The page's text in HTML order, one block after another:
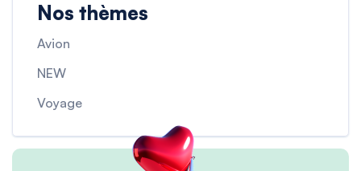
Nos thèmes
Avion
NEW
Voyage